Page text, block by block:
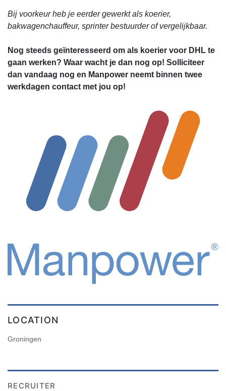
Bij voorkeur heb je eerder gewerkt als koerier,
bakwagenchauffeur, sprinter bestuurder of vergelijkbaar.
Nog steeds geïnteresseerd om als koerier voor DHL te
gaan werken? Waar wacht je dan nog op! Solliciteer
dan vandaag nog en Manpower neemt binnen twee
werkdagen contact met jou op!
LOCATION
Groningen
RECRUITER